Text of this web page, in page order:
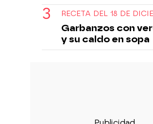
RECETA DEL 18 DE
Garbanzos con
y su caldo en sopa